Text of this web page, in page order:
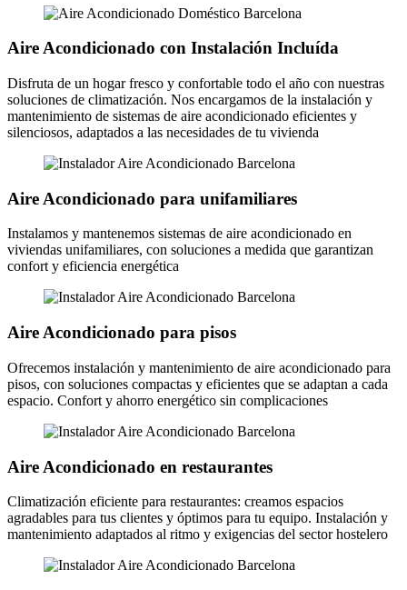
Aire Acondicionado con Instalación Incluída
Disfruta de un hogar fresco y confortable todo el año con nuestras
soluciones de climatización. Nos encargamos de la instalación y
mantenimiento de sistemas de aire acondicionado eficientes y
silenciosos, adaptados a las necesidades de tu vivienda
Aire Acondicionado para unifamiliares
Instalamos y mantenemos sistemas de aire acondicionado en
viviendas unifamiliares, con soluciones a medida que garantizan
confort y eficiencia energética
Aire Acondicionado para pisos
Ofrecemos instalación y mantenimiento de aire acondicionado para
pisos, con soluciones compactas y eficientes que se adaptan a cada
espacio. Confort y ahorro energético sin complicaciones
Aire Acondicionado en restaurantes
Climatización eficiente para restaurantes: creamos espacios
agradables para tus clientes y óptimos para tu equipo. Instalación y
mantenimiento adaptados al ritmo y exigencias del sector hostelero